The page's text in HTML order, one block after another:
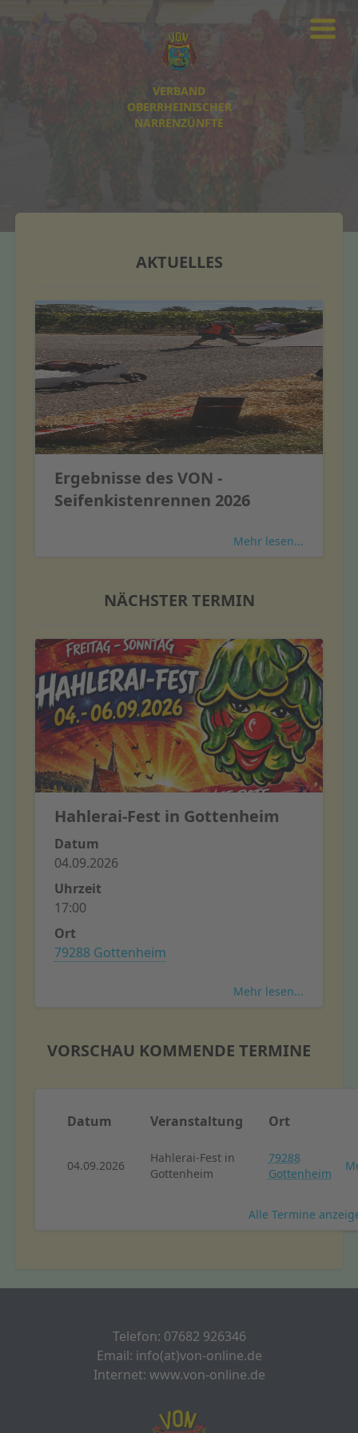
VERBAND
OBERRHEINISCHER
NARRENZÜNFTE
AKTUELLES
Ergebnisse des VON -
Seifenkistenrennen 2026
Mehr lesen...
NÄCHSTER TERMIN
Hahlerai-Fest in Gottenheim
Datum
04.09.2026
Uhrzeit
17:00
Ort
79288 Gottenheim
Mehr lesen...
VORSCHAU KOMMENDE TERMINE
Datum Veranstaltung Ort
04.09.2026
Hahlerai-Fest in
Gottenheim
79288
Gottenheim
Alle Termine
Telefon: 07682 926346
Email: info(at)von-online.de
Internet: www.von-online.de